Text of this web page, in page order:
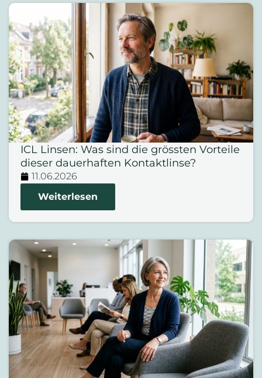
ICL Linsen: Was sind die grössten Vorteile
dieser dauerhaften Kontaktlinse?
11.06.2026
Weiterlesen